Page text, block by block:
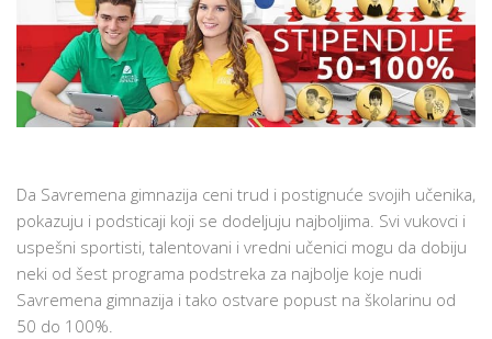
Da Savremena gimnazija ceni trud i postignuće svojih učenika,
pokazuju i podsticaji koji se dodeljuju najboljima. Svi vukovci i
uspešni sportisti, talentovani i vredni učenici mogu da dobiju
neki od šest programa podstreka za najbolje koje nudi
Savremena gimnazija i tako ostvare popust na školarinu od
50 do 100%.